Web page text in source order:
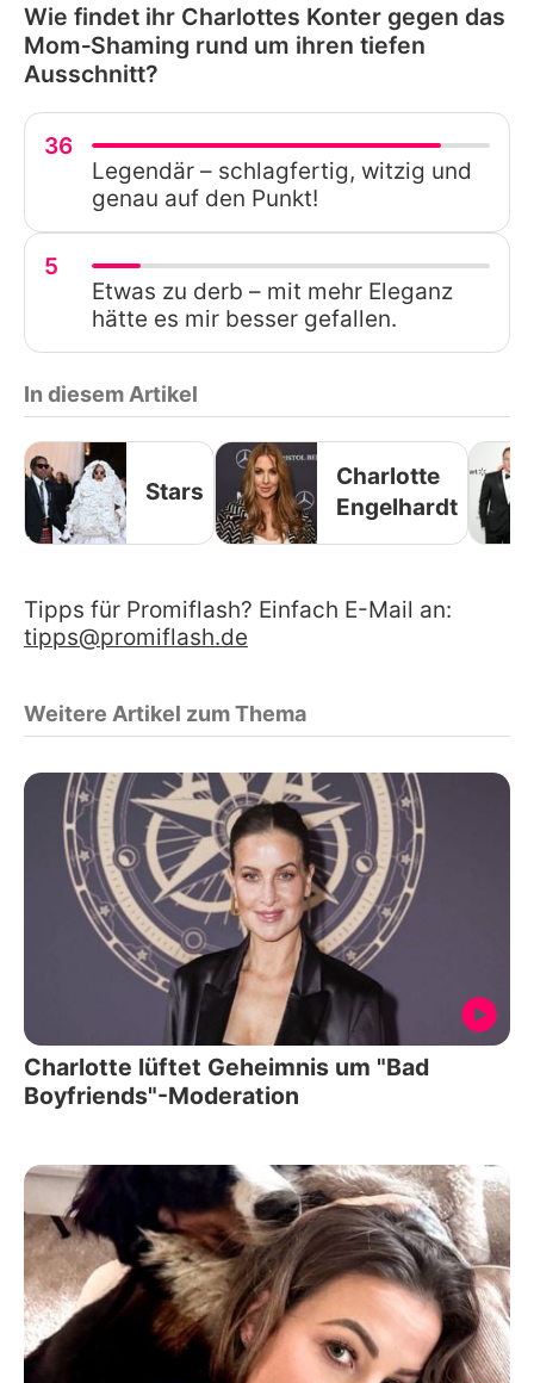
Wie findet ihr Charlottes Konter gegen das
Mom‑Shaming rund um ihren tiefen
Ausschnitt?
36
Legendär – schlagfertig, witzig und
genau auf den Punkt!
5
Etwas zu derb – mit mehr Eleganz
hätte es mir besser gefallen.
In diesem Artikel
Stars
Charlotte
Engelhardt
Tipps für Promiflash? Einfach E-Mail an:
tipps@promiflash.de
Weitere Artikel zum Thema
Charlotte lüftet Geheimnis um "Bad
Boyfriends"-Moderation